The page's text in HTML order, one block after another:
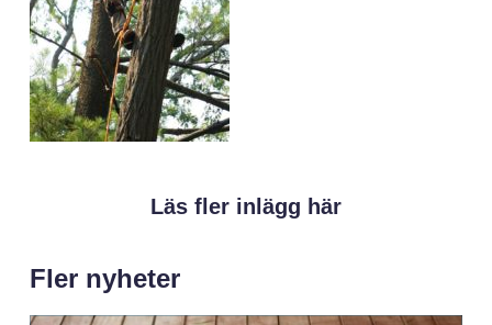
Läs fler inlägg här
Fler nyheter